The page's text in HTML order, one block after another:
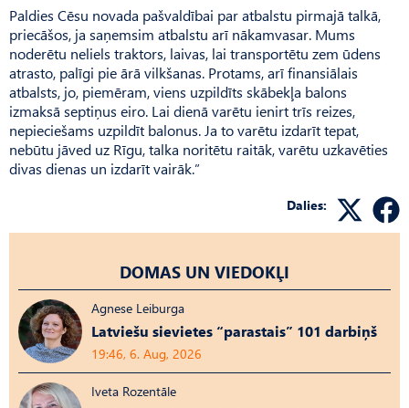
Paldies Cēsu novada pašvaldībai par atbalstu pirmajā talkā,
priecāšos, ja saņemsim atbalstu arī nākamvasar. Mums
noderētu neliels traktors, laivas, lai transportētu zem ūdens
atrasto, palīgi pie ārā vilkšanas. Protams, arī finansiālais
atbalsts, jo, piemēram, viens uzpildīts skābekļa balons
izmaksā septiņus eiro. Lai dienā varētu ienirt trīs reizes,
nepieciešams uzpildīt balonus. Ja to varētu izdarīt tepat,
nebūtu jāved uz Rīgu, talka noritētu raitāk, varētu uzkavēties
divas dienas un izdarīt vairāk.”
Dalies:
DOMAS UN VIEDOKĻI
Agnese Leiburga
Latviešu sievietes “parastais” 101 darbiņš
19:46, 6. Aug, 2026
Iveta Rozentāle